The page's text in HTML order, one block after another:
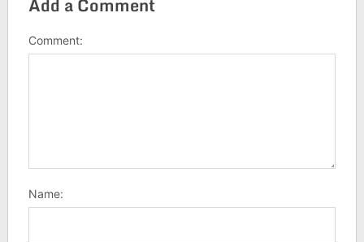
Add a Comment
Comment:
Name: